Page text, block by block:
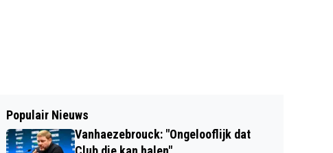
Populair Nieuws
Vanhaezebrouck: "Ongelooflijk dat